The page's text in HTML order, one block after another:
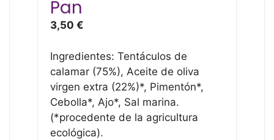
Pan
3,50 €
Ingredientes: Tentáculos de
calamar (75%), Aceite de oliva
virgen extra (22%)*, Pimentón*,
Cebolla*, Ajo*, Sal marina.
(*procedente de la agricultura
ecológica).